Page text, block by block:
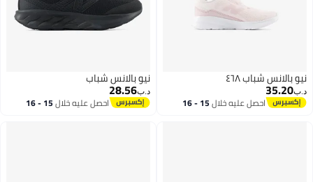
نيو بالانس شباب ٤٦٨
د.ب‏35.20
احصل عليه خلال 15 - 16
نيو بالانس شباب
د.ب‏28.56
احصل عليه خلال 15 - 16